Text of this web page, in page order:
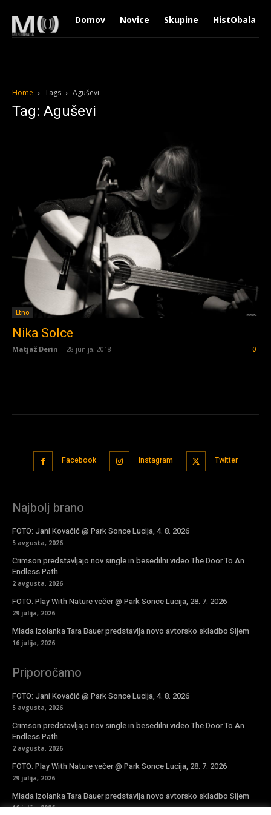
Domov Novice Skupine HistObala
Home Tags Aguševi
Tag: Aguševi
Etno
Nika Solce
Matjaž Derin - 28 junija, 2018 0
Facebook Instagram Twitter
Najbolj brano
FOTO: Jani Kovačič @ Park Sonce Lucija, 4. 8. 2026
5 avgusta, 2026
Crimson predstavljajo nov single in besedilni video The Door To An
Endless Path
2 avgusta, 2026
FOTO: Play With Nature večer @ Park Sonce Lucija, 28. 7. 2026
29 julija, 2026
Mlada Izolanka Tara Bauer predstavlja novo avtorsko skladbo Sijem
16 julija, 2026
Priporočamo
FOTO: Jani Kovačič @ Park Sonce Lucija, 4. 8. 2026
5 avgusta, 2026
Crimson predstavljajo nov single in besedilni video The Door To An
Endless Path
2 avgusta, 2026
FOTO: Play With Nature večer @ Park Sonce Lucija, 28. 7. 2026
29 julija, 2026
Mlada Izolanka Tara Bauer predstavlja novo avtorsko skladbo Sijem
16 julija, 2026